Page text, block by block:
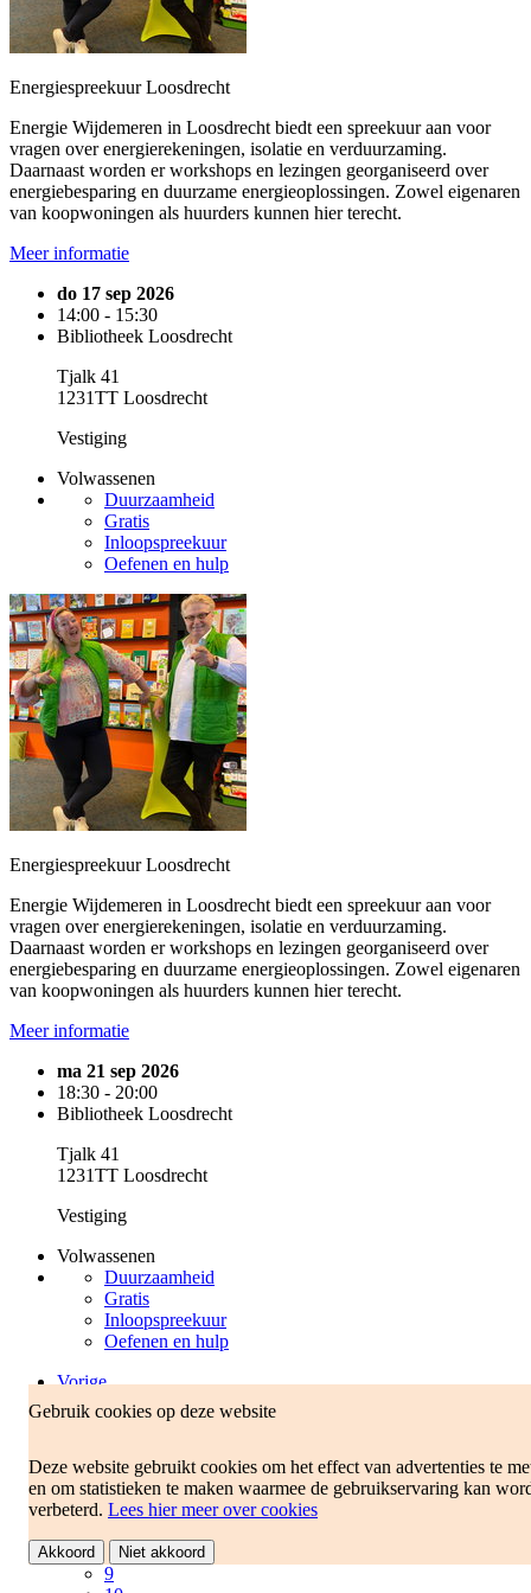
Gebruik cookies op deze website
Deze website gebruikt cookies om het effect van advertenties te
en om statistieken te maken waarmee de gebruikservaring kan
verbeterd. Lees hier meer over cookies
Akkoord Niet akkoord
Energiespreekuur Loosdrecht
Energie Wijdemeren in Loosdrecht biedt een spreekuur aan voor
vragen over energierekeningen, isolatie en verduurzaming.
Daarnaast worden er workshops en lezingen georganiseerd over
energiebesparing en duurzame energieoplossingen. Zowel eigenaren
van koopwoningen als huurders kunnen hier terecht.
Meer informatie
do 17 sep 2026
14:00 - 15:30
Bibliotheek Loosdrecht
Tjalk 41
1231TT Loosdrecht
Vestiging
Volwassenen
Duurzaamheid
Gratis
Inloopspreekuur
Oefenen en hulp
Energiespreekuur Loosdrecht
Energie Wijdemeren in Loosdrecht biedt een spreekuur aan voor
vragen over energierekeningen, isolatie en verduurzaming.
Daarnaast worden er workshops en lezingen georganiseerd over
energiebesparing en duurzame energieoplossingen. Zowel eigenaren
van koopwoningen als huurders kunnen hier terecht.
Meer informatie
ma 21 sep 2026
18:30 - 20:00
Bibliotheek Loosdrecht
Tjalk 41
1231TT Loosdrecht
Vestiging
Volwassenen
Duurzaamheid
Gratis
Inloopspreekuur
Oefenen en hulp
Vorige
2
4
5
6
9